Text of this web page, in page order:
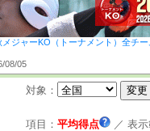
メジャーKO（トーナメント）全チ
08/05
対象：
項目： 平均得点 ／ 表